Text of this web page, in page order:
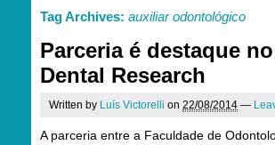
Tag Archives: auxiliar odontológico
Parceria é destaque
Dental Research
Written by Luís Victorelli on 22/08/2014 —
A parceria entre a Faculdade de